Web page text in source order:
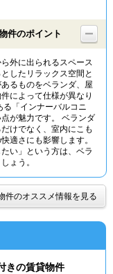
件のポイント
外に出られるスペース
したリラックス空間と
るものをベランダ、屋
によって仕様が異なり
る「インナーバルコニ
が魅力です。 ベランダ
けでなく、室内にこも
適さにも影響します。
い」という方は、ベラ
ょう。
件のオススメ情報を見る
きの賃貸物件